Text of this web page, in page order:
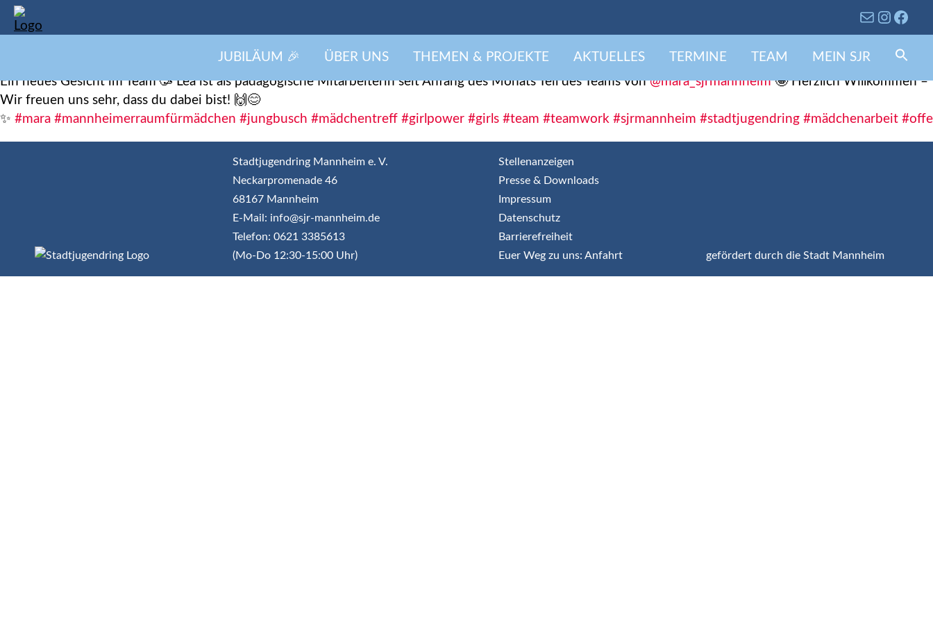
JUBILÄUM 🎉 ÜBER UNS THEMEN & PROJEKTE AKTUELLES TERMINE TEAM MEIN SJR
Neue Kollegin bei MARA
Ein neues Gesicht im Team 🥳 Lea ist als pädagogische Mitarbeiterin seit Anfang des Monats Teil des Teams von@mara_sjrmannheim🤩 Herzlich Willkommen –
Wir freuen uns sehr, dass du dabei bist! 🙌😊
✨ #mara #mannheimerraumfürmädchen #jungbusch #mädchentreff #girlpower #girls #team #teamwork #sjrmannheim #stadtjugendring #mädchenarbeit
Stadtjugendring Mannheim e. V.
Neckarpromenade 46
68167 Mannheim
E-Mail: info@sjr-mannheim.de
Telefon: 0621 3385613
(Mo-Do 12:30-15:00 Uhr)
Stellenanzeigen
Presse & Downloads
Impressum
Datenschutz
Barrierefreiheit
Euer Weg zu uns: Anfahrt
gefördert durch die Stadt Mannheim